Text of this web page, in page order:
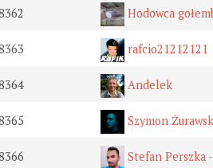
Hodowca
rafcio21212121
Andelek
Szymon
Stefan Perszka